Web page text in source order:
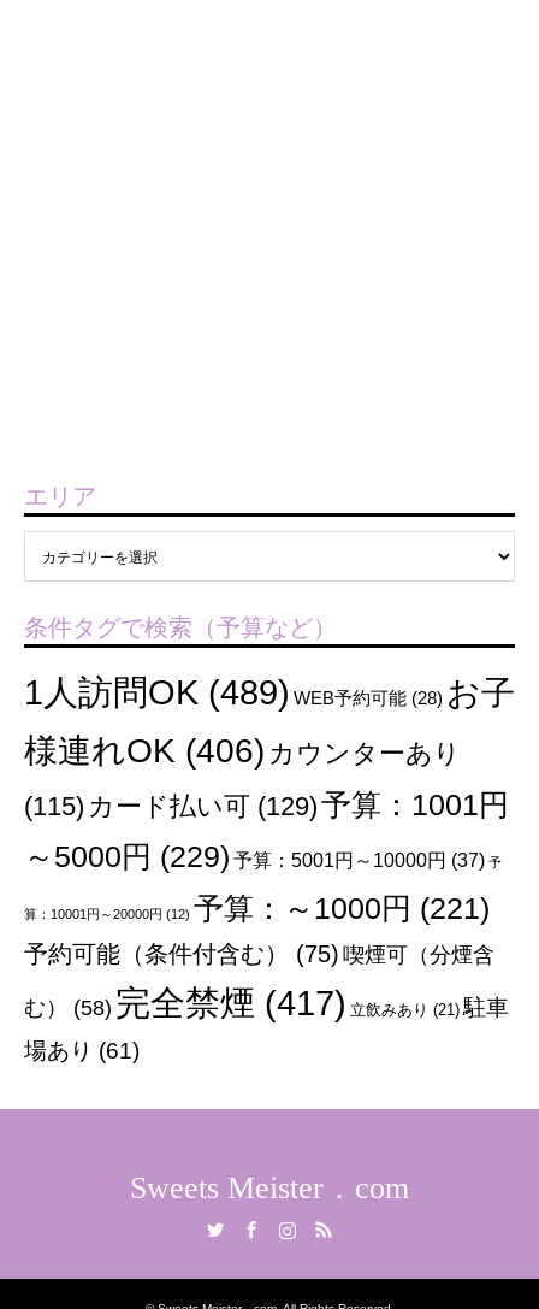
エリア
条件タグで検索（予算など）
1人訪問OK (489) WEB予約可能 (28) お子
様連れOK (406) カウンターあり
(115) カード払い可 (129)予算：1001円
～5000円 (229) 予算：5001円～10000円 (37) 予
算：10001円～20000円 (12) 予算：～1000円 (221)
予約可能（条件付含む） (75)喫煙可（分煙含
む） (58) 完全禁煙 (417) 立飲みあり (21) 駐車
場あり (61)
Sweets Meister．com
RSS